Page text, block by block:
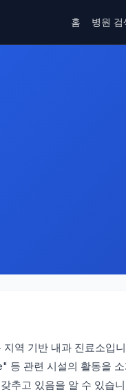
홈 병원 검
역 기반 내과 진료소입
관련 시설의 활동을
추고 있음을 알 수 있습